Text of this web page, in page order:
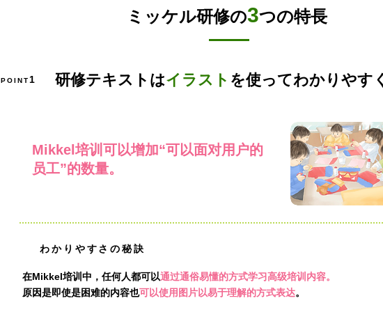
ミッケル研修の3つの特長
POINT 1 研修テキストはイラスト を使ってわかりやす
Mikkel培训可以增加“可以面对用户的
员工”的数量。
わかりやすさの秘訣
在Mikkel培训中，任何人都可以通过通俗易懂的方式学习高级培训内容。
原因是即使是困难的内容也可以使用图片以易于理解的方式表达。